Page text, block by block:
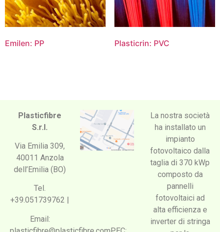
Emilen: PP Plasticrin: PVC
Plasticfibre
S.r.l.
Via Emilia 309,
40011 Anzola
dell’Emilia (BO)
Tel.
+39.051739762 |
Email:
La nostra società
ha installato un
impianto
fotovoltaico dalla
taglia di 370 kWp
composto da
pannelli
fotovoltaici ad
alta efficienza e
inverter di stringa